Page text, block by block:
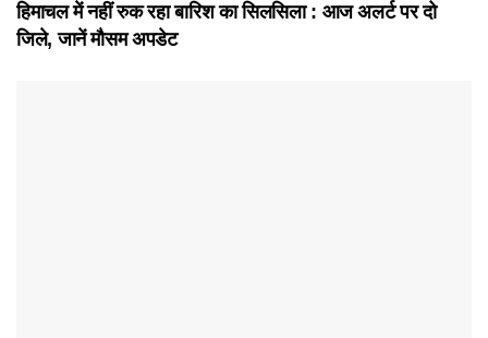
हिमाचल में नहीं रुक रहा बारिश का सिलसिला : आज अलर्ट पर दो
जिले, जानें मौसम अपडेट